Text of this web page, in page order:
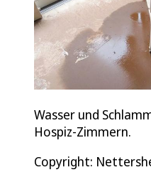
Wasser und
Hospiz-Zimmern.
Copyright: